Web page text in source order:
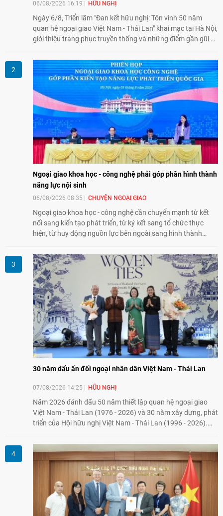
06/08/2026 16:19 HỮU NGHỊ
Ngày 6/8, Triển lãm "Đan kết hữu nghị: Tôn vinh 50 năm
quan hệ ngoại giao Việt Nam - Thái Lan" khai mạc tại Hà Nội,
giới thiệu trang phục truyền thống và những điểm gần gũi về
giao lưu nhân dân trong chặng đường nửa thế kỷ quan hệ
song phương.
Ngoại giao khoa học - công nghệ phải góp phần hình thành
năng lực nội sinh
06/08/2026 08:35 CHUYỆN NGOẠI GIAO
Ngoại giao khoa học - công nghệ cần chuyển mạnh từ kết
nối sang kiến tạo phát triển, từ ký kết sang tổ chức thực
hiện, từ huy động nguồn lực bên ngoài sang hình thành
nghệ, đổi mới sáng tạo và chuyển đổi số trở thành động lực
phát triển đất nước.
30 năm dấu ấn đối ngoại nhân dân Việt Nam - Thái Lan
07/08/2026 14:25 HỮU NGHỊ
Năm 2026 đánh dấu 50 năm thiết lập quan hệ ngoại giao
Việt Nam - Thái Lan (1976 - 2026) và 30 năm xây dựng, phát
triển của Hội hữu nghị Việt Nam - Thái Lan (1996 - 2026).
tình hữu nghị, đồng thời từng bước mở rộng hoạt động từ
giao lưu truyền thống sang kết nối địa phương, doanh
nghiệp, giáo dục, văn hóa và thế hệ trẻ, góp phần tăng
cường sự hiểu biết và hợp tác giữa nhân dân hai nước.